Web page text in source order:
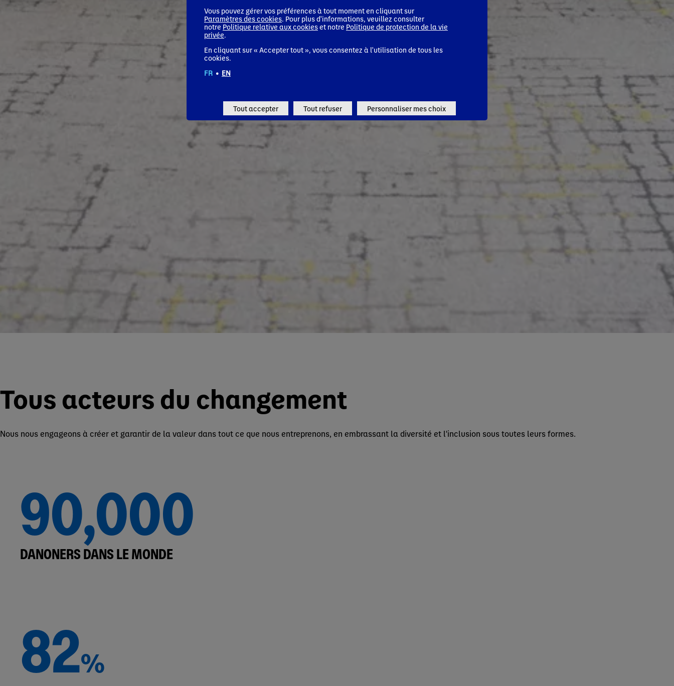
Tous acteurs du changement
Nous nous engageons à créer et garantir de la valeur dans tout ce que nous entreprenons, en embrassant la diversité et l'inclusion sous toutes leurs formes.
90,000
DANONERS DANS LE MONDE
82%
Vous pouvez gérer vos préférences à tout moment en cliquant sur
Paramètres des cookies. Pour plus d'informations, veuillez consulter
notre Politique relative aux cookieset notre Politique de protection de la vie
privée.
En cliquant sur « Accepter tout », vous consentez à l'utilisation de tous les
cookies.
FR • EN
Tout accepter Tout refuser Personnaliser mes choix